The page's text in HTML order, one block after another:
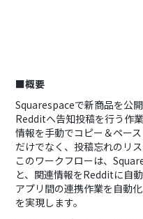
■概要
Squarespaceで新商品を公
Redditへ告知投稿を行う作
情報を手動でコピー＆ペー
だけでなく、投稿忘れのリス
このワークフローは、
と、関連情報をRedditに自
アプリ間の連携作業を自動
を実現します。